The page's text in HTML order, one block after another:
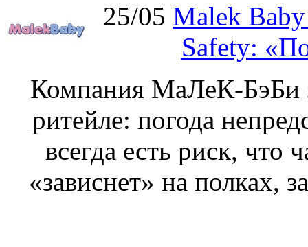
25/05 Malek
Safety:
Компания МаЛеК-БэБи
ритейле: погода
всегда есть риск, что
«зависнет» на полках,